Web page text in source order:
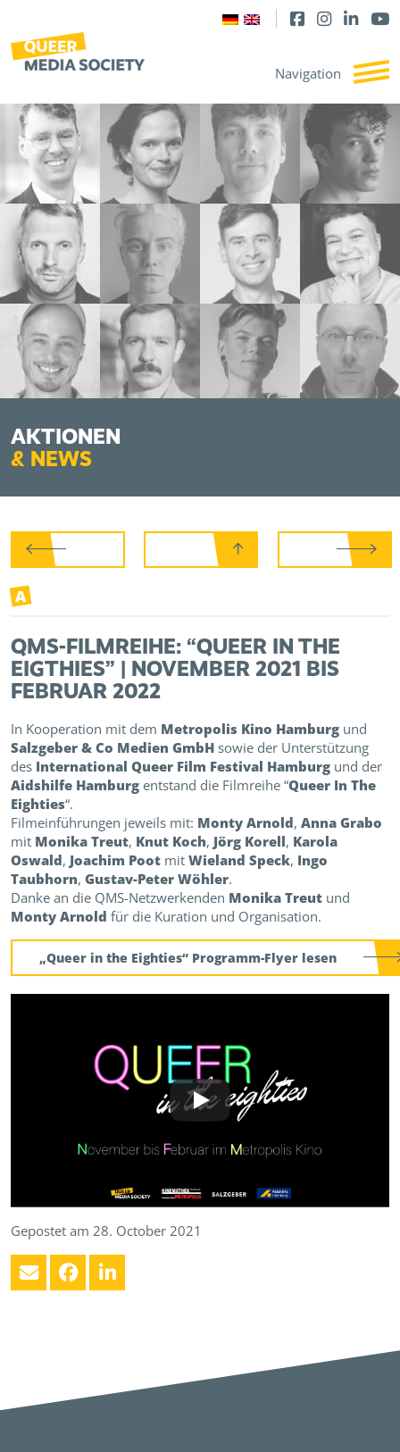
AKTIONEN
& NEWS
A
QMS-FILMREIHE: “QUEER IN THE
EIGTHIES” | NOVEMBER 2021 BIS
FEBRUAR 2022
In Kooperation mit dem Metropolis Kino Hamburg und
Salzgeber & Co Medien GmbH sowie der Unterstützung
des International Queer Film Festival Hamburg und der
Aidshilfe Hamburg entstand die Filmreihe “Queer In The
Eighties“.
Filmeinführungen jeweils mit: Monty Arnold, Anna Grabo
mit Monika Treut, Knut Koch, Jörg Korell, Karola
Oswald, Joachim Poot mit Wieland Speck, Ingo
Taubhorn, Gustav-Peter Wöhler.
Danke an die QMS-Netzwerkenden Monika Treut und
Monty Arnold für die Kuration und Organisation.
„Queer in the Eighties“ Programm-Flyer lesen
Gepostet am 28. October 2021